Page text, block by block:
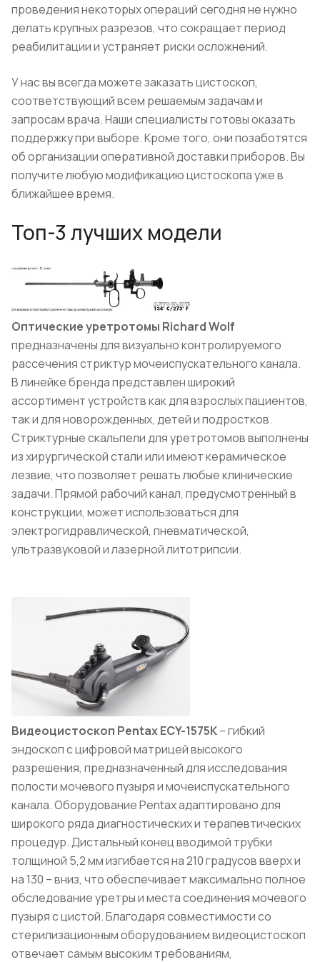
проведения некоторых операций сегодня не нужно
делать крупных разрезов, что сокращает период
реабилитации и устраняет риски осложнений.
У нас вы всегда можете заказать цистоскоп,
соответствующий всем решаемым задачам и
запросам врача. Наши специалисты готовы оказать
поддержку при выборе. Кроме того, они позаботятся
об организации оперативной доставки приборов. Вы
получите любую модификацию цистоскопа уже в
ближайшее время.
Топ-3 лучших модели
Оптические уретротомы RichardWolf
предназначены для визуально контролируемого
рассечения стриктур мочеиспускательного канала.
В линейке бренда представлен широкий
ассортимент устройств как для взрослых пациентов,
так и для новорожденных, детей и подростков.
Стриктурные скальпели для уретротомов выполнены
из хирургической стали или имеют керамическое
лезвие, что позволяет решать любые клинические
задачи. Прямой рабочий канал, предусмотренный в
конструкции, может использоваться для
электрогидравлической, пневматической,
ультразвуковой и лазерной литотрипсии.
Видеоцистоскоп PentaxECY-1575K– гибкий
эндоскоп с цифровой матрицей высокого
разрешения, предназначенный для исследования
полости мочевого пузыря и мочеиспускательного
канала. Оборудование Pentax адаптировано для
широкого ряда диагностических и терапевтических
процедур. Дистальный конец вводимой трубки
толщиной 5,2 мм изгибается на 210 градусов вверх и
на 130 – вниз, что обеспечивает максимально полное
обследование уретры и места соединения мочевого
пузыря с цистой. Благодаря совместимости со
стерилизационным оборудованием видеоцистоскоп
отвечает самым высоким требованиям,